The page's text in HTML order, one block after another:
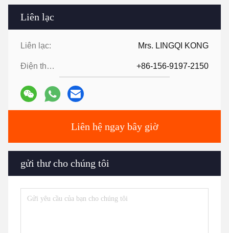
Liên lạc
Liên lạc: Mrs. LINGQI KONG
Điện thoại: +86-156-9197-2150
Liên hệ ngay bây giờ
gửi thư cho chúng tôi